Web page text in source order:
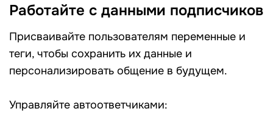
Работайте с данными подписчиков
Присваивайте пользователям переменные и
теги, чтобы сохранить их данные и
персонализировать общение в будущем.
Управляйте автоответчиками: